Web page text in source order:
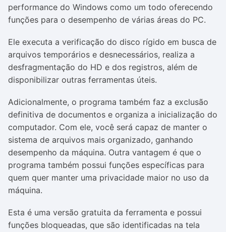
performance do Windows como um todo oferecendo
funções para o desempenho de várias áreas do PC.
Ele executa a verificação do disco rígido em busca de
arquivos temporários e desnecessários, realiza a
desfragmentação do HD e dos registros, além de
disponibilizar outras ferramentas úteis.
Adicionalmente, o programa também faz a exclusão
definitiva de documentos e organiza a inicialização do
computador. Com ele, você será capaz de manter o
sistema de arquivos mais organizado, ganhando
desempenho da máquina. Outra vantagem é que o
programa também possui funções específicas para
quem quer manter uma privacidade maior no uso da
máquina.
Esta é uma versão gratuita da ferramenta e possui
funções bloqueadas, que são identificadas na tela